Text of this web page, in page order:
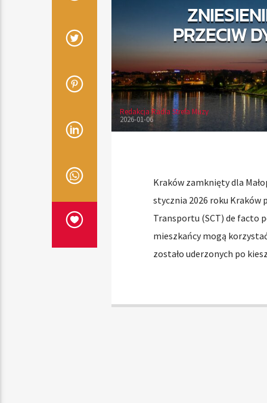
PRZECIW
Redakcja Radia Strefa Muzy
2026-01-06
Kraków zamknięty dla
stycznia 2026 roku Kraków
Transportu (SCT) de facto
mieszkańcy mogą
zostało uderzonych po